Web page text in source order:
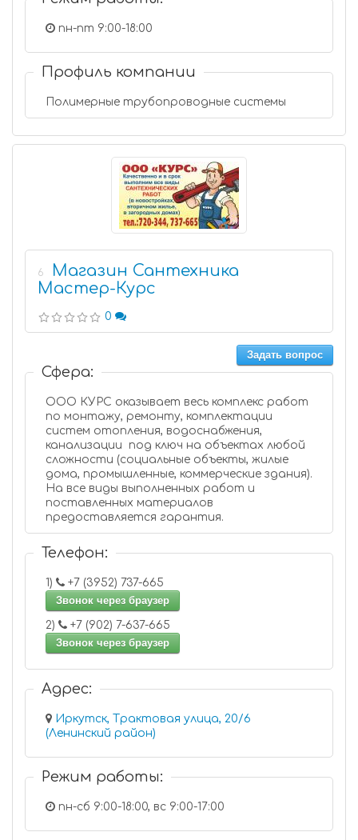
пн-пт 9:00-18:00
Профиль компании
Полимерные трубопроводные системы
6
Магазин Сантехника
Мастер-Курс
0
Задать вопрос
Сфера:
ООО КУРС оказывает весь комплекс работ
по монтажу, ремонту, комплектации
систем отопления, водоснабжения,
канализации под ключ на объектах любой
сложности (социальные объекты, жилые
дома, промышленные, коммерческие здания).
На все виды выполненных работ и
поставленных материалов
предоставляется гарантия.
Телефон:
1)
+7 (3952) 737-665
Звонок через браузер
2)
+7 (902) 7-637-665
Звонок через браузер
Адрес:
Иркутск, Трактовая улица, 20/6
(Ленинский район)
Режим работы:
пн-сб 9:00-18:00, вс 9:00-17:00